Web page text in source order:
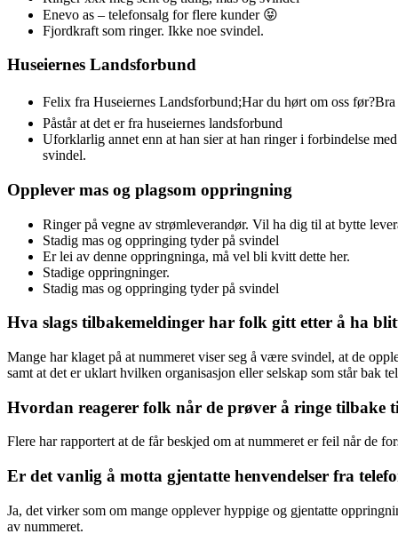
Enevo as – telefonsalg for flere kunder 😝
Fjordkraft som ringer. Ikke noe svindel.
Huseiernes Landsforbund
Felix fra Huseiernes Landsforbund;Har du hørt om oss
Påstår at det er fra huseiernes landsforbund
Uforklarlig annet enn at han sier at han ringer i forbindelse
svindel.
Opplever mas og plagsom oppringning
Ringer på vegne av strømleverandør. Vil ha dig til at bytte
Stadig mas og oppringing tyder på svindel
Er lei av denne oppringninga, må vel bli kvitt dette her.
Stadige oppringninger.
Stadig mas og oppringing tyder på svindel
Hva slags tilbakemeldinger har folk gitt etter å ha
Mange har klaget på at nummeret viser seg å være svindel, at de
samt at det er uklart hvilken organisasjon eller selskap som står bak
Hvordan reagerer folk når de prøver å ringe tilbake
Flere har rapportert at de får beskjed om at nummeret er feil når de
Er det vanlig å motta gjentatte henvendelser fra
Ja, det virker som om mange opplever hyppige og gjentatte
av nummeret.